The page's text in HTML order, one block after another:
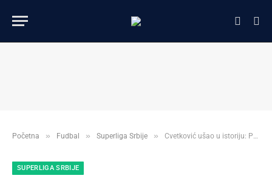
Početna » Fudbal » Superliga Srbije » Cvetković ušao u istoriju: Postignut Najbrži gol Super lige!
SUPERLIGA SRBIJE